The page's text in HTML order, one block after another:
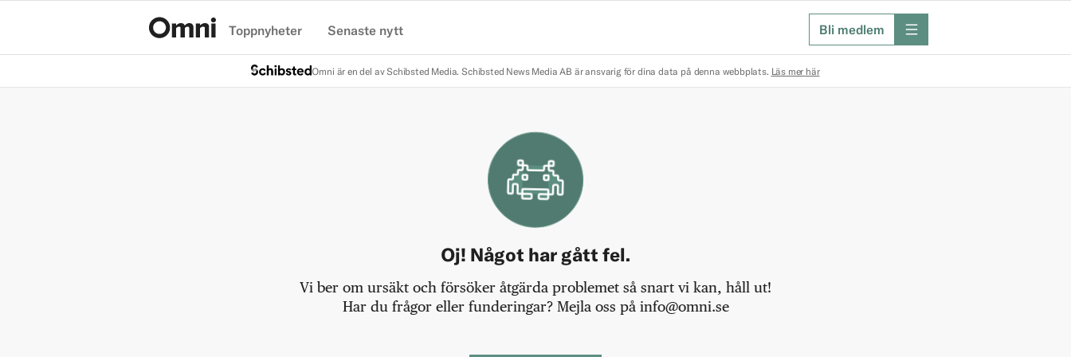
Toppnyheter Senaste nytt Bli medlem meny
Omni är en del av Schibsted Media. Schibsted News Media AB är ansvarig för dina data på denna webbplats. Läs mer här
Oj! Något har gått fel.
Vi ber om ursäkt och försöker åtgärda problemet så snart vi kan, håll ut!
Har du frågor eller funderingar? Mejla oss på info@omni.se